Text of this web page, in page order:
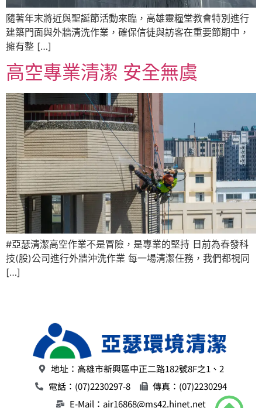
隨著年末將近與聖誕節活動來臨，高雄靈糧堂教會特別進行
建築門面與外牆清洗作業，確保信徒與訪客在重要節期中，
擁有整 […]
高空專業清潔 安全無虞
#亞瑟清潔高空作業不是冒險，是專業的堅持 日前為春發科
技(股)公司進行外牆沖洗作業 每一場清潔任務，我們都視同
[…]
地址：高雄市新興區中正二路182號8F之1、2
電話：(07)2230297-8
傳真：(07)2230294
E-Mail：air16868@ms42.hinet.net